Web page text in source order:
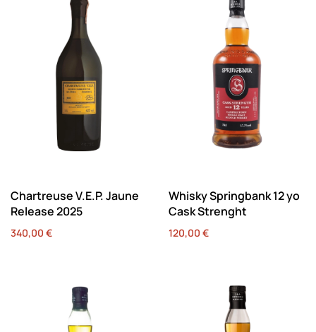
Chartreuse V.E.P. Jaune
Release 2025
340,00 €
Whisky Springbank 12 yo
Cask Strenght
120,00 €